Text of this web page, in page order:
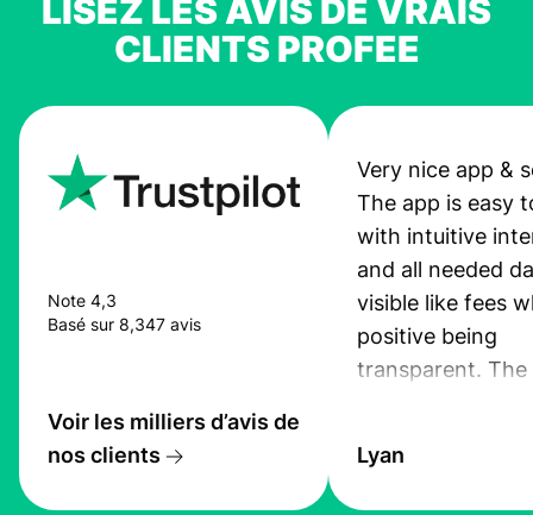
LISEZ LES AVIS DE VRAIS
CLIENTS PROFEE
Note 4,3
Basé sur 8,347 avis
Voir les milliers d’avis de
nos clients
Very nice app &
The app is easy
with intuitive
and all needed
visible like fees
positive being
transparent. The
the exchange
Lyan